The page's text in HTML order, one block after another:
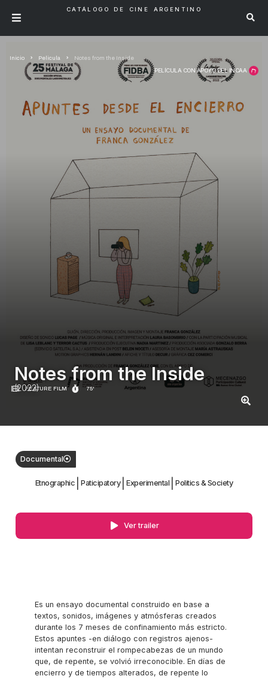
CATÁLOGO DE CINE ARGENTINO
PELÍCULA CON APOYO DEL INCAA
Inicio Pelicula Notes from the Inside
FEATURE FILM 75'
Notes from the Inside
(2022)
Documental
Etnographic Paticipatory Experimental Politics & Society
Ver trailer
Es un ensayo documental construido en base a
textos, sonidos, imágenes y atmósferas creados
durante los 7 meses de confinamiento más estricto.
Estos apuntes -en diálogo con registros ajenos-
intentan reconstruir el rompecabezas de un mundo
que, de repente, se volvió irreconocible. En días de
encierro y de tiempos alterados, de repente lo